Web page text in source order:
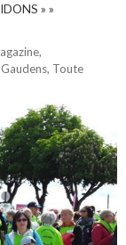
» »
,
, Toute